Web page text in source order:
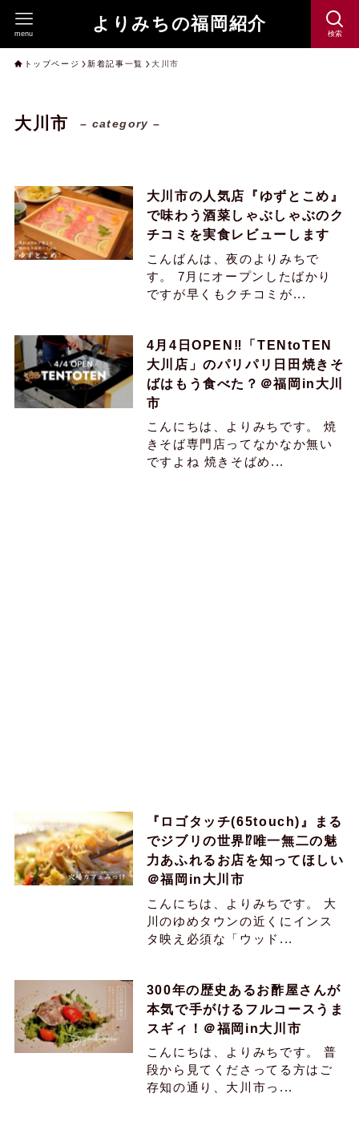
よりみちの福岡紹介 検索
menu
トップページ 新着記事一覧 大川市
大川市 – category –
大川市の人気店『ゆずとこめ』
で味わう酒菜しゃぶしゃぶのク
チコミを実食レビューします
こんばんは、夜のよりみちで
す。 7月にオープンしたばかり
ですが早くもクチコミが...
4月4日OPEN‼︎「TENtoTEN
大川店」のパリパリ日田焼きそ
ばはもう食べた？＠福岡in大川
市
こんにちは、よりみちです。 焼
きそば専門店ってなかなか無い
ですよね 焼きそばめ...
『ロゴタッチ(65touch)』まる
でジブリの世界⁉︎唯一無二の魅
力あふれるお店を知ってほしい
＠福岡in大川市
こんにちは、よりみちです。 大
川のゆめタウンの近くにインス
タ映え必須な「ウッド...
300年の歴史あるお酢屋さんが
本気で手がけるフルコースうま
スギィ！＠福岡in大川市
こんにちは、よりみちです。 普
段から見てくださってる方はご
存知の通り、大川市っ...